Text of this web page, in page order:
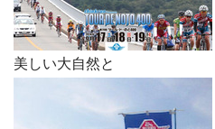
美しい大自然と